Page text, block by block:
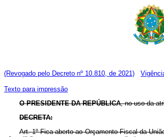
(Revogado pelo Decreto nº 10.810, de 2021)
Texto para impressão
O PRESIDENTE DA REPÚBLICA, no uso da
DECRETA:
Art. 1º Fica aberto ao Orçamento Fiscal da